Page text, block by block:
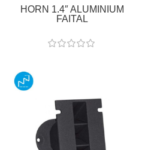
HORN 1.4″ ALUMINIUM
FAITAL